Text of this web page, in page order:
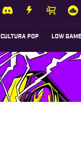
CULTURA POP LOW